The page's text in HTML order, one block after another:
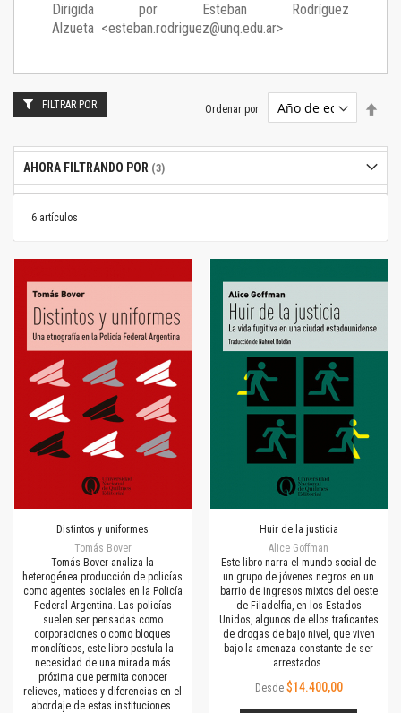
Dirigida por Esteban Rodríguez
Alzueta <esteban.rodriguez@unq.edu.ar>
6 artículos
Ordenar por
Distintos y uniformes
Tomás Bover
Tomás Bover analiza la
heterogénea producción de policías
como agentes sociales en la Policía
Federal Argentina. Las policías
suelen ser pensadas como
corporaciones o como bloques
monolíticos, este libro postula la
necesidad de una mirada más
próxima que permita conocer
relieves, matices y diferencias en el
abordaje de estas instituciones.
Huir de la justicia
Alice Goffman
Este libro narra el mundo social de
un grupo de jóvenes negros en un
barrio de ingresos mixtos del oeste
de Filadelfia, en los Estados
Unidos, algunos de ellos traficantes
de drogas de bajo nivel, que viven
bajo la amenaza constante de ser
arrestados.
Desde $14.400,00
FILTRAR POR
AHORA FILTRANDO POR